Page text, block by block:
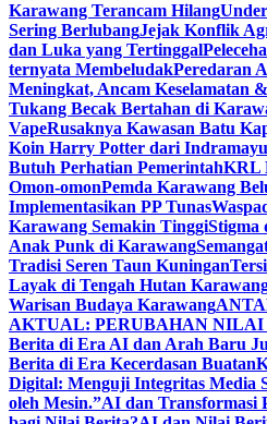
Karawang Terancam Hilang
Sering BerlubangJejak Konflik
dan Luka yang Tertinggal
ternyata MembeludakPeredaran
Meningkat, Ancam Keselamatan
Tukang Becak Bertahan di
VapeRusaknya Kawasan Batu
Koin Harry Potter dari Indramayu
Butuh Perhatian PemerintahKRL
Omon-omonPemda Karawang
Implementasikan PP Tunas
Karawang Semakin TinggiStigma
Anak Punk di Karawang
Tradisi Seren Taun Kuningan
Layak di Tengah Hutan
Warisan Budaya Karawang
AKTUAL: PERUBAHAN NILAI
Berita di Era AI dan Arah Baru
Berita di Era Kecerdasan Buatan
Digital: Menguji Integritas Media
oleh Mesin.”AI dan Transformasi